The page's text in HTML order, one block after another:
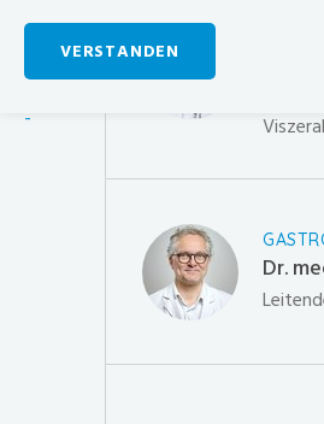
Dr.
VERSTANDEN
-